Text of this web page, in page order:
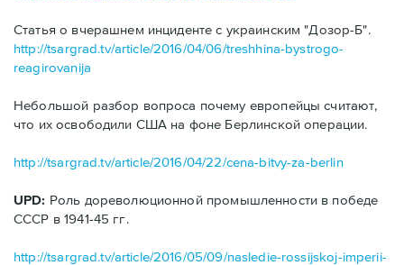
Статья о вчерашнем инциденте с украинским "Дозор-Б".
http://tsargrad.tv/article/2016/04/06/treshhina-bystrogo-
reagirovanija
Небольшой разбор вопроса почему европейцы считают,
что их освободили США на фоне Берлинской операции.
http://tsargrad.tv/article/2016/04/22/cena-bitvy-za-berlin
UPD: Роль дореволюционной промышленности в победе
СССР в 1941-45 гг.
http://tsargrad.tv/article/2016/05/09/nasledie-rossijskoj-imperii-